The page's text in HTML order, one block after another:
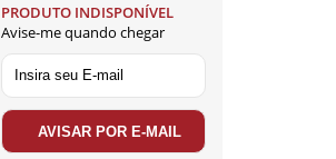
PRODUTO INDISPONÍVEL
Avise-me quando chegar